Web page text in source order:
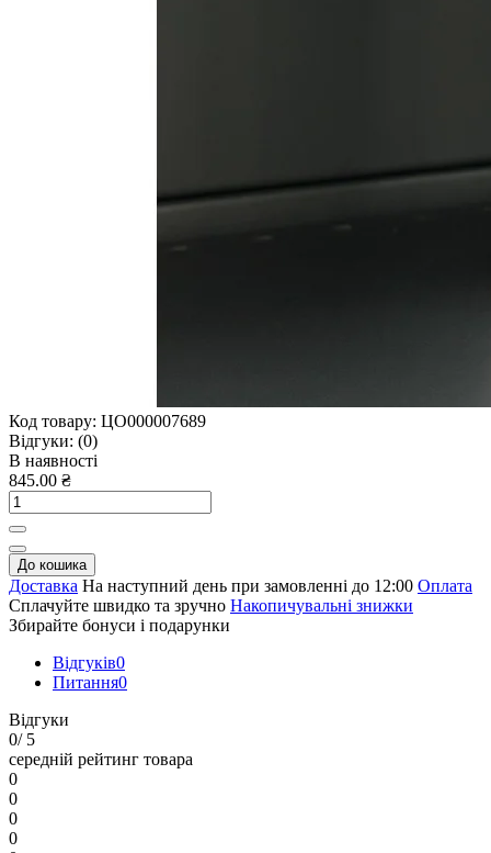
Код товару: ЦО000007689
Відгуки: (0)
В наявності
845.00 ₴
До кошика
Доставка На наступний день при замовленні до 12:00 Оплата
Сплачуйте швидко та зручно Накопичувальні знижки
Збирайте бонуси і подарунки
Відгуків0
Питання0
Відгуки
0/ 5
середній рейтинг товара
0
0
0
0